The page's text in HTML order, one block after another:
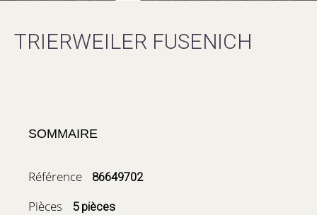
TRIERWEILER FUSENICH
SOMMAIRE
Référence 86649702
Pièces 5 pièces